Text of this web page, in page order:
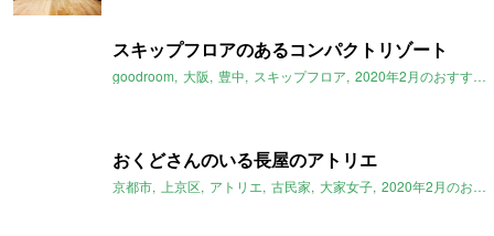
スキップフロアのあるコンパクトリゾート
goodroom 大阪 豊中 スキップフロア 2020年2月のおすすめ
おくどさんのいる長屋のアトリエ
京都市 上京区 アトリエ 古民家 大家女子 2020年2月のおすすめ